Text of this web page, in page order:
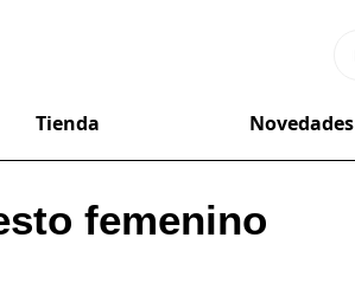
Tienda Novedades
femenino